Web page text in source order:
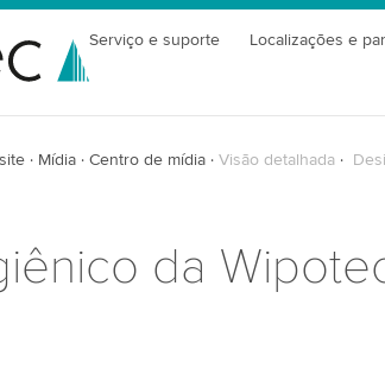
Serviço e suporte Localizações e
Mídia Centro de mídia Visão detalhada
da